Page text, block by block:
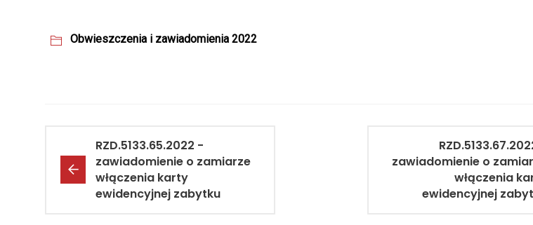
Obwieszczenia i zawiadomienia 2022
RZD.5133.65.2022 -
zawiadomienie o zamiarze
włączenia karty
ewidencyjnej zabytku
zawiadomienie o
włączenia
ewidencyjnej